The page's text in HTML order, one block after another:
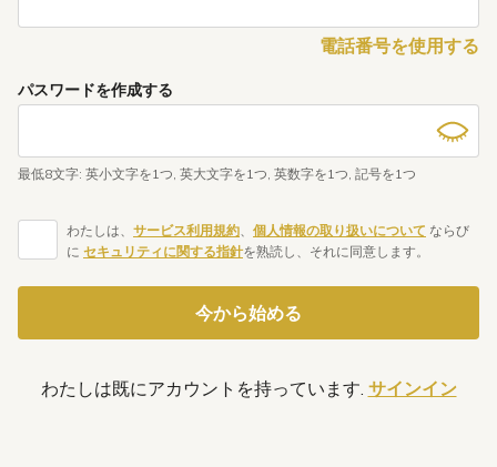
電話番号を使用する
パスワードを作成する
最低8文字: 英小文字を1つ, 英大文字を1つ, 英数字を1つ, 記号を1つ
わたしは、 サービス利用規約、 個人情報の取り扱いについて ならび
に セキュリティに関する指針を熟読し、それに同意します。
今から始める
わたしは既にアカウントを持っています. サインイン